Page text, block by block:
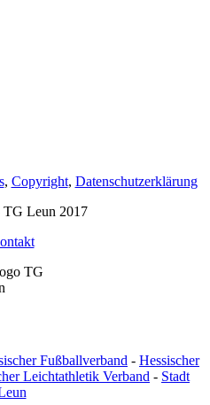
, Copyright, Datenschutzerklärung
Leun 2017
Fußballverband - Hessischer
Leichtathletik Verband - Stadt